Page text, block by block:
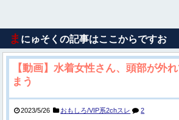
ま にゅそくの記事はここからですお
【動画】水着女性さん、頭部が外
まう
2023/5/26 おもしろ/VIP系2chスレ 2